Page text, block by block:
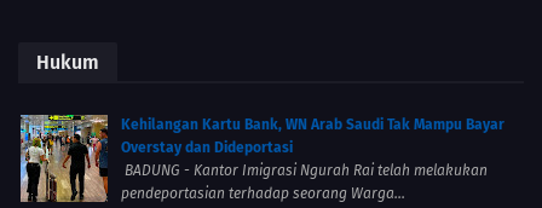
Hukum
Kehilangan Kartu Bank, WN Arab Saudi Tak Mampu Bayar
Overstay dan Dideportasi
BADUNG - Kantor Imigrasi Ngurah Rai telah melakukan
pendeportasian terhadap seorang Warga...